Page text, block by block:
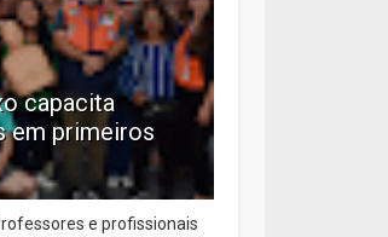
capacita
em primeiros
e profissionais